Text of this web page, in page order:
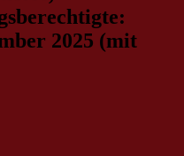
2025 (mit